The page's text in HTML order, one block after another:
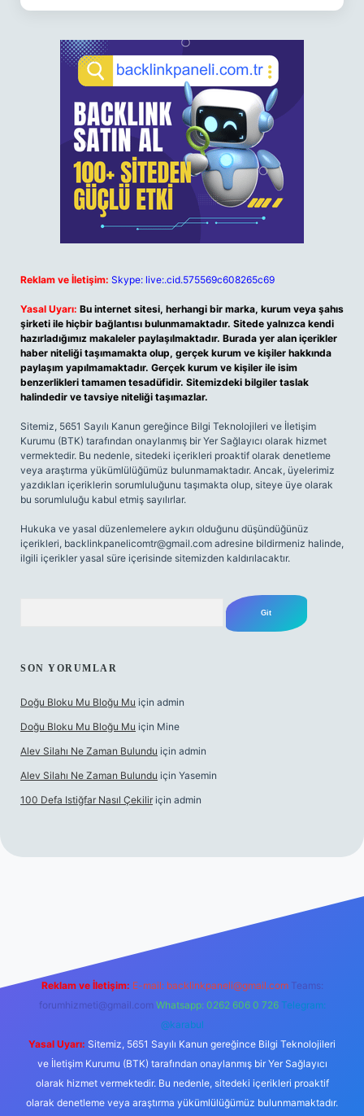
Reklam ve İletişim: Skype: live:.cid.575569c608265c69
Yasal Uyarı: Bu internet sitesi, herhangi bir marka, kurum veya şahıs
şirketi ile hiçbir bağlantısı bulunmamaktadır. Sitede yalnızca kendi
hazırladığımız makaleler paylaşılmaktadır. Burada yer alan içerikler
haber niteliği taşımamakta olup, gerçek kurum ve kişiler hakkında
paylaşım yapılmamaktadır. Gerçek kurum ve kişiler ile isim
benzerlikleri tamamen tesadüfidir. Sitemizdeki bilgiler taslak
halindedir ve tavsiye niteliği taşımazlar.
Sitemiz, 5651 Sayılı Kanun gereğince Bilgi Teknolojileri ve İletişim
Kurumu (BTK) tarafından onaylanmış bir Yer Sağlayıcı olarak hizmet
vermektedir. Bu nedenle, sitedeki içerikleri proaktif olarak denetleme
veya araştırma yükümlülüğümüz bulunmamaktadır. Ancak, üyelerimiz
yazdıkları içeriklerin sorumluluğunu taşımakta olup, siteye üye olarak
bu sorumluluğu kabul etmiş sayılırlar.
Hukuka ve yasal düzenlemelere aykırı olduğunu düşündüğünüz
içerikleri, backlinkpanelicomtr@gmail.com adresine bildirmeniz halinde,
ilgili içerikler yasal süre içerisinde sitemizden kaldırılacaktır.
SON YORUMLAR
Doğu Bloku Mu Bloğu Mu için admin
Doğu Bloku Mu Bloğu Mu için Mine
Alev Silahı Ne Zaman Bulundu için admin
Alev Silahı Ne Zaman Bulundu için Yasemin
100 Defa Istiğfar Nasıl Çekilir için admin
Reklam ve İletişim: E-mail: backlinkpaneli@gmail.com Teams:
forumhizmeti@gmail.com Whatsapp: 0262 606 0 726 Telegram:
@karabul
Yasal Uyarı: Sitemiz, 5651 Sayılı Kanun gereğince Bilgi Teknolojileri
ve İletişim Kurumu (BTK) tarafından onaylanmış bir Yer Sağlayıcı
olarak hizmet vermektedir. Bu nedenle, sitedeki içerikleri proaktif
olarak denetleme veya araştırma yükümlülüğümüz bulunmamaktadır.